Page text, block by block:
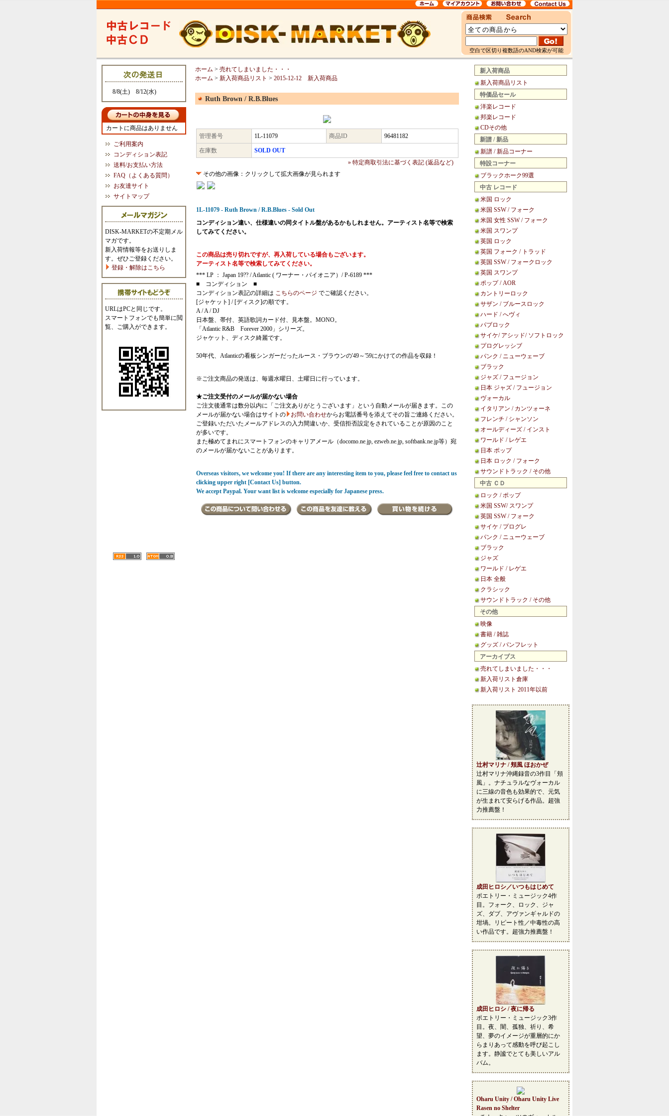
空白で区切り複数語のAND検索が可能
8/8(土) 8/12(水)
カートに商品はありません
ご利用案内
コンディション表記
送料/お支払い方法
FAQ（よくある質問）
お友達サイト
サイトマップ
DISK-MARKETの不定期メル
マガです。
新入荷情報等をお送りしま
す。ぜひご登録ください。
登録・解除はこちら
URLはPCと同じです。
スマートフォンでも簡単に閲
覧、ご購入ができます。
新入荷商品
新入荷商品リスト
特価品セール
洋楽レコード
邦楽レコード
CDその他
新譜 / 新品
新譜 / 新品コーナー
特設コーナー
ブラックホーク99選
中古 レコード
米国 ロック
米国 SSW / フォーク
米国 女性 SSW / フォーク
米国 スワンプ
英国 ロック
英国 フォーク / トラッド
英国 SSW / フォークロック
英国 スワンプ
ポップ / AOR
カントリーロック
サザン / ブルースロック
ハード / へヴィ
パブロック
サイケ/ アシッド/ ソフトロック
プログレッシブ
パンク / ニューウェーブ
ブラック
ジャズ / フュージョン
日本 ジャズ / フュージョン
ヴォーカル
イタリアン / カンツォーネ
フレンチ / シャンソン
オールディーズ / インスト
ワールド / レゲエ
日本 ポップ
日本 ロック / フォーク
サウンドトラック / その他
中古 ＣＤ
ロック / ポップ
米国 SSW/ スワンプ
英国 SSW / フォーク
サイケ / プログレ
パンク / ニューウェーブ
ブラック
ジャズ
ワールド / レゲエ
日本 全般
クラシック
サウンドトラック / その他
その他
映像
書籍 / 雑誌
グッズ / パンフレット
アーカイブス
売れてしまいました・・・
新入荷リスト倉庫
新入荷リスト 2011年以前
辻村マリナ / 頬風 ほおかぜ
辻村マリナ沖縄録音の3作目「頬
風」。ナチュラルなヴォーカル
に三線の音色も効果的で、元気
が生まれて安らげる作品。超強
力推薦盤！
成田ヒロシ／いつもはじめて
ポエトリー・ミュージック4作
目。フォーク、ロック、ジャ
ズ、ダブ、アヴァンギャルドの
坩堝。リピート性／中毒性の高
い作品です。超強力推薦盤！
成田ヒロシ / 夜に帰る
ポエトリー・ミュージック3作
目。夜、闇、孤独、祈り、希
望、夢のイメージが重層的にか
らまりあって感動を呼び起こし
ます。静謐でとても美しいアル
バム。
Oharu Unity / Oharu Unity Live
Rasen no Shelter
ホーム > 売れてしまいました・・・
ホーム > 新入荷商品リスト > 2015-12-12 新入荷商品
Ruth Brown / R.B.Blues
管理番号 1L-11079 商品ID 96481182
在庫数
SOLD OUT
» 特定商取引法に基づく表記 (返品など)
その他の画像：クリックして拡大画像が見られます
1L-11079 - Ruth Brown / R.B.Blues - Sold Out
コンディション違い、仕様違いの同タイトル盤があるかもしれません。アーティスト名等で検索
してみてください。
この商品は売り切れですが、再入荷している場合もございます。
アーティスト名等で検索してみてください。
*** LP ： Japan 19?? / Atlantic ( ワーナー・パイオニア）/ P-6189 ***
■ コンディション ■
コンディション表記の詳細は こちらのページ でご確認ください。
[ジャケット] / [ディスク]の順です。
A / A / DJ
日本盤、帯付、英語歌詞カード付、見本盤。MONO。
「Atlantic R&B Forever 2000」シリーズ。
ジャケット、ディスク綺麗です。
50年代、Atlanticの看板シンガーだったルース・ブラウンの'49～'59にかけての作品を収録！
※ご注文商品の発送は、毎週水曜日、土曜日に行っています。
★ご注文受付のメールが届かない場合
ご注文後通常は数分以内に「ご注文ありがとうございます」という自動メールが届きます。この
メールが届かない場合はサイトの
お問い合わせからお電話番号を添えてその旨ご連絡ください。
ご登録いただいたメールアドレスの入力間違いか、受信拒否設定をされていることが原因のこと
が多いです。
また極めてまれにスマートフォンのキャリアメール（docomo.ne.jp, ezweb.ne.jp, softbank.ne.jp等）宛
のメールが届かないことがあります。
Overseas visitors, we welcome you! If there are any interesting item to you, please feel free to contact us
clicking upper right [Contact Us] button.
We accept Paypal. Your want list is welcome especially for Japanese press.